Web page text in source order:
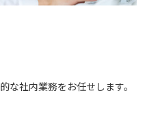
な社内業務をお任せします。